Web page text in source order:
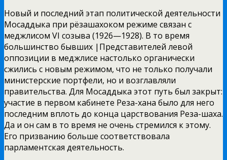
Новый и последний этап политической деятельности
Мосаддыка при рёзашахоком режиме связан с
меджлисом VI созыва (1926—1928). В то время
большинство бывших |Представителей левой
оппозиции в меджлисе настолько органически
сжились с новым режимом, что не только получали
министерские портфели, но и возглавляли
правительства. Для Мосаддыка этот путь был закрыт:
участие в первом кабинете Реза-хана было для него
последним вплоть до конца царствования Реза-шаха.
Да и он сам в то время не очень стремился к этому.
Его призванию больше соответствовала
парламентская деятельность.